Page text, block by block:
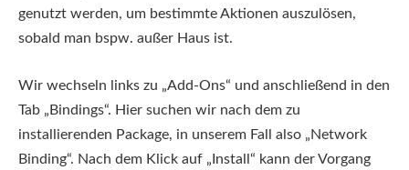
genutzt werden, um bestimmte Aktionen auszulösen,
sobald man bspw. außer Haus ist.
Wir wechseln links zu „Add-Ons“ und anschließend in den
Tab „Bindings“. Hier suchen wir nach dem zu
installierenden Package, in unserem Fall also „Network
Binding“. Nach dem Klick auf „Install“ kann der Vorgang